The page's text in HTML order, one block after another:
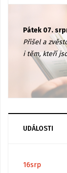
Pátek 07.
Přišel a
i těm, kteří
UDÁLOSTI
16srp